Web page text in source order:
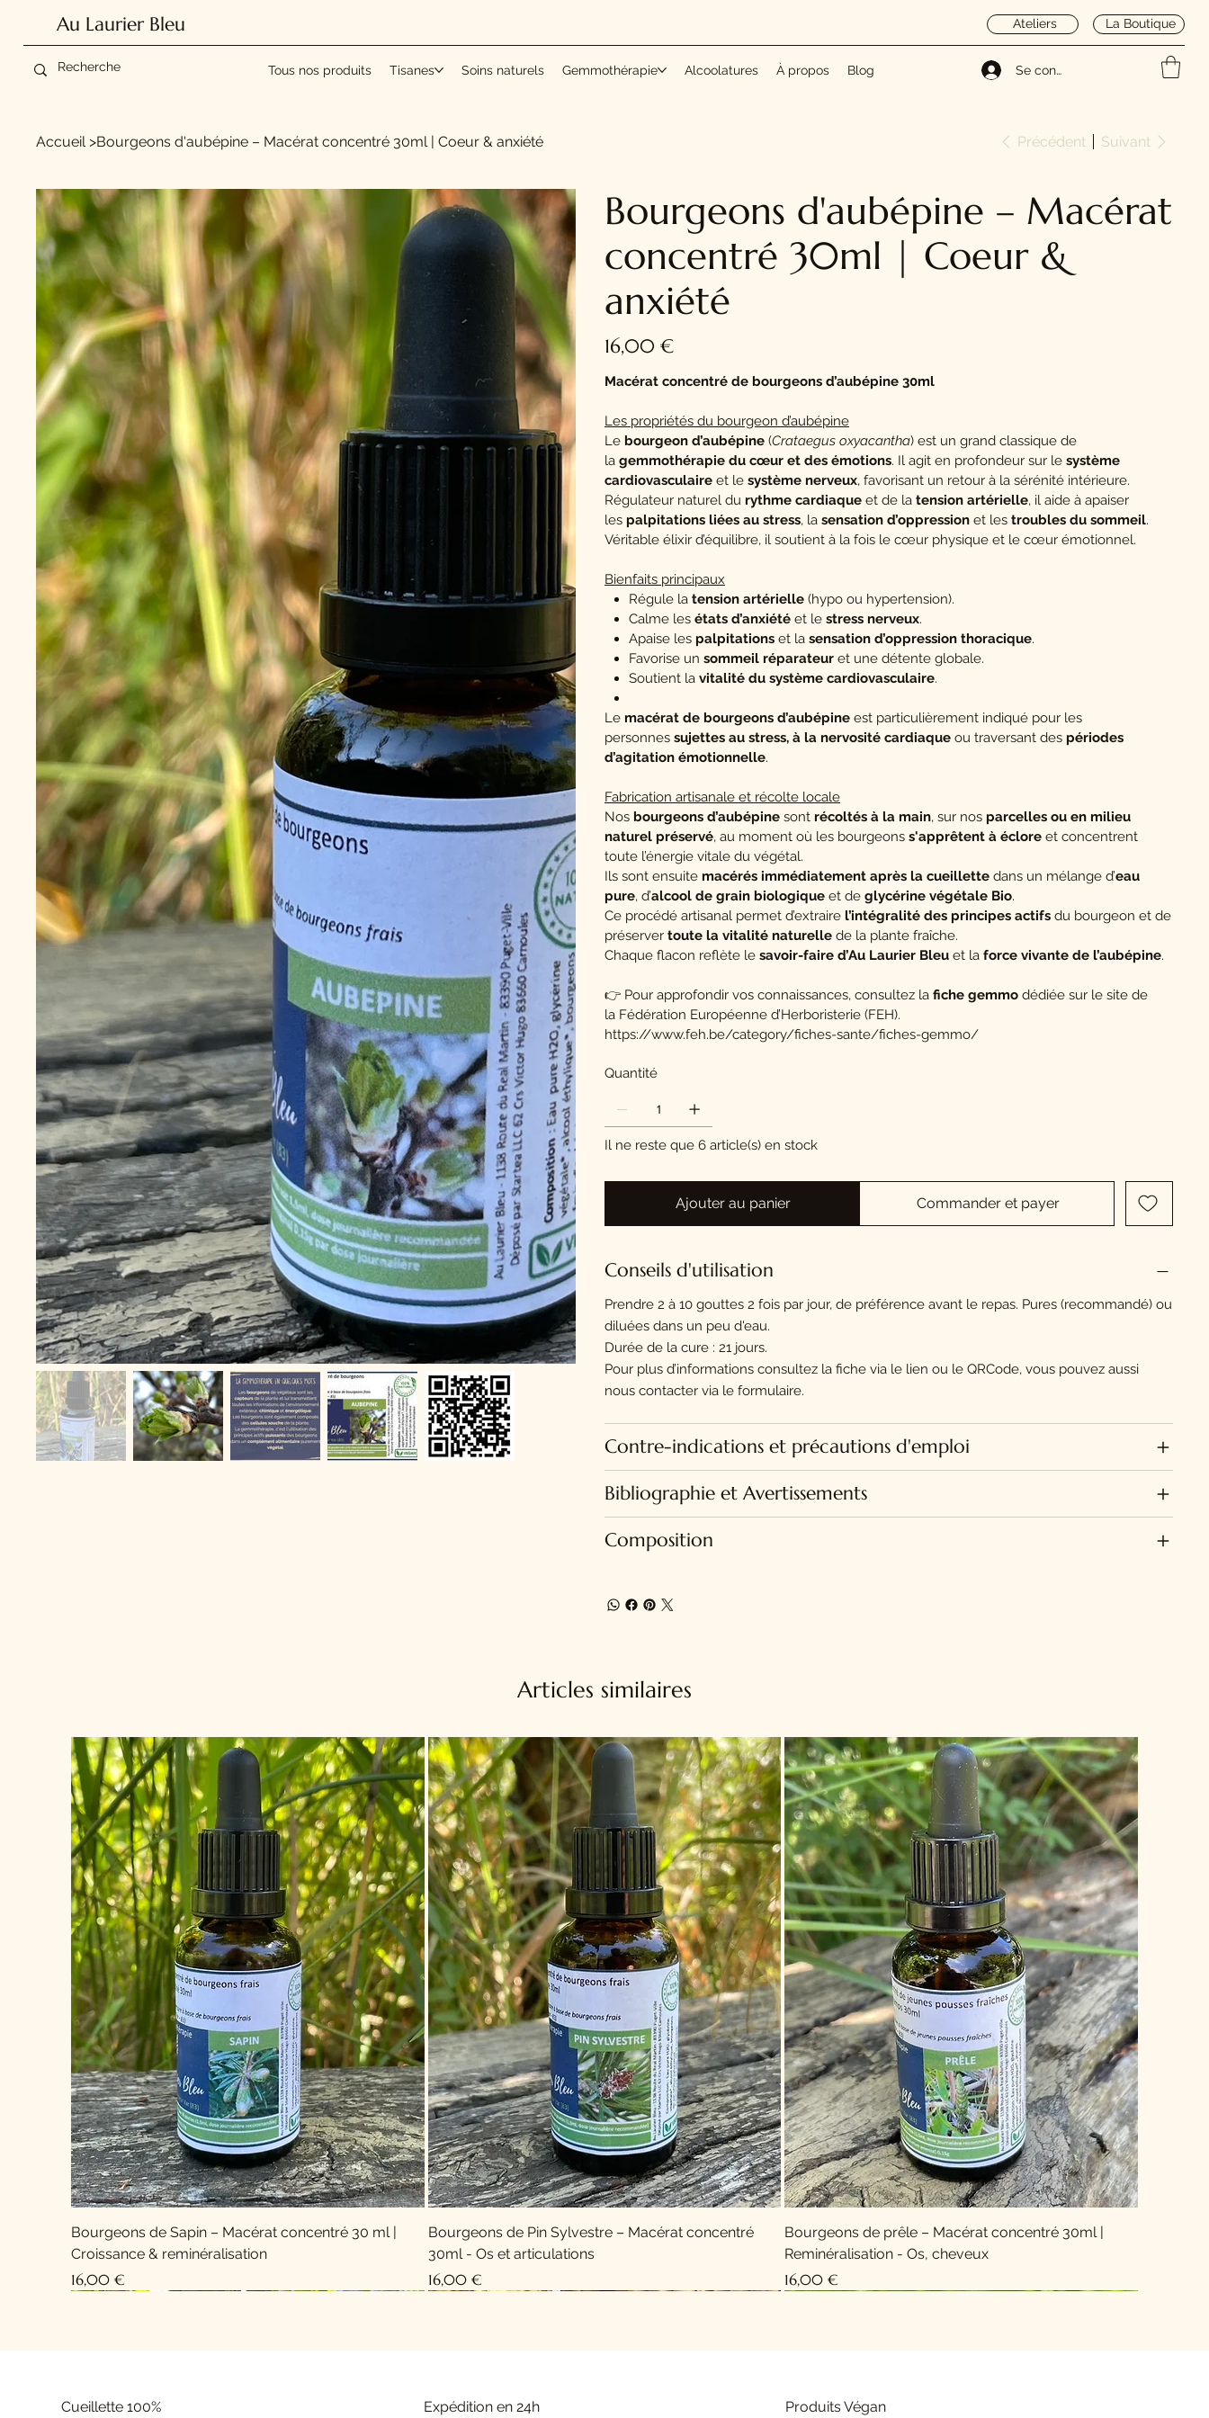
Au Laurier Bleu Ateliers La Boutique
Tous nos produits Tisanes Soins naturels Gemmothérapie Alcoolatures À propos Blog Se connecter
Accueil >Bourgeons d'aubépine – Macérat concentré 30ml | Coeur & anxiété Précédent Suivant
Bourgeons d'aubépine – Macérat
concentré 30ml | Coeur &
anxiété
Prix
16,00 €
Macérat concentré de bourgeons d’aubépine 30ml
Les propriétés du bourgeon d’aubépine
Le bourgeon d’aubépine (Crataegus oxyacantha) est un grand classique de
la gemmothérapie du cœur et des émotions. Il agit en profondeur sur le système
cardiovasculaire et le système nerveux, favorisant un retour à la sérénité intérieure.
Régulateur naturel du rythme cardiaque et de la tension artérielle, il aide à apaiser
les palpitations liées au stress, la sensation d’oppression et les troubles du sommeil.
Véritable élixir d’équilibre, il soutient à la fois le cœur physique et le cœur émotionnel.
Bienfaits principaux
Régule la tension artérielle (hypo ou hypertension).
Calme les états d’anxiété et le stress nerveux.
Apaise les palpitations et la sensation d’oppression thoracique.
Favorise un sommeil réparateur et une détente globale.
Soutient la vitalité du système cardiovasculaire.
Le macérat de bourgeons d’aubépine est particulièrement indiqué pour les
personnes sujettes au stress, à la nervosité cardiaque ou traversant des périodes
d’agitation émotionnelle.
Fabrication artisanale et récolte locale
Nos bourgeons d’aubépine sont récoltés à la main, sur nos parcelles ou en milieu
naturel préservé, au moment où les bourgeons s'apprêtent à éclore et concentrent
toute l’énergie vitale du végétal.
Ils sont ensuite macérés immédiatement après la cueillette dans un mélange d’eau
pure, d’alcool de grain biologique et de glycérine végétale Bio.
Ce procédé artisanal permet d’extraire l’intégralité des principes actifs du bourgeon et de
préserver toute la vitalité naturelle de la plante fraîche.
Chaque flacon reflète le savoir-faire d’Au Laurier Bleu et la force vivante de l’aubépine.
👉 Pour approfondir vos connaissances, consultez la fiche gemmo dédiée sur le site de
la Fédération Européenne d’Herboristerie (FEH).
https://www.feh.be/category/fiches-sante/fiches-gemmo/
Quantité
Il ne reste que 6 article(s) en stock
Ajouter au panier Commander et payer
Conseils d'utilisation
Prendre 2 à 10 gouttes 2 fois par jour, de préférence avant le repas. Pures (recommandé) ou
diluées dans un peu d'eau.
Durée de la cure : 21 jours.
Pour plus d’informations consultez la fiche via le lien ou le QRCode, vous pouvez aussi
nous contacter via le formulaire.
Contre-indications et précautions d'emploi
Bibliographie et Avertissements
Composition
Articles similaires
Bourgeons de Sapin – Macérat concentré 30 ml |
Croissance & reminéralisation
Prix
16,00 €
Bourgeons de Pin Sylvestre – Macérat concentré
30ml - Os et articulations
Prix
16,00 €
Bourgeons de prêle – Macérat concentré 30ml |
Reminéralisation - Os, cheveux
Prix
16,00 €
Cueillette 100%
Expédition en 24h
Produits Végan